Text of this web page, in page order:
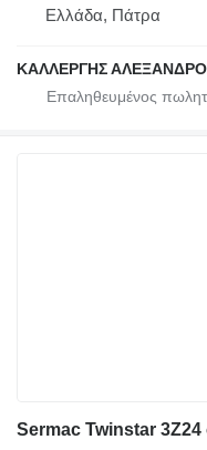
Ελλάδα, Πάτρα
ΚΑΛΛΕΡΓΗΣ